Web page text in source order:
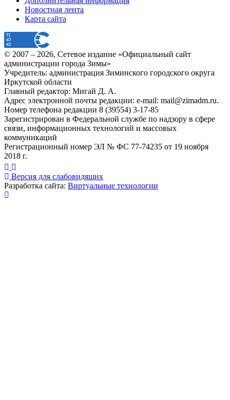
Новостная лента
Карта сайта
© 2007 – 2026, Сетевое издание «Официальный сайт
администрации города Зимы»
Учредитель: администрация Зиминского городского округа
Иркутской области
Главный редактор: Мигай Д. А.
Адрес электронной почты редакции: e-mail: mail@zimadm.ru.
Номер телефона редакции 8 (39554) 3-17-85
Зарегистрирован в Федеральной службе по надзору в сфере
связи, информационных технологий и массовых
коммуникаций
Регистрационный номер ЭЛ № ФС 77-74235 от 19 ноября
2018 г.
Версия для слабовидящих
Разработка сайта: Виртуальные технологии